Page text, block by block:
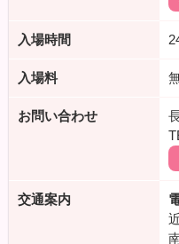
入場時間
入場料
お問い合わせ
交通案内